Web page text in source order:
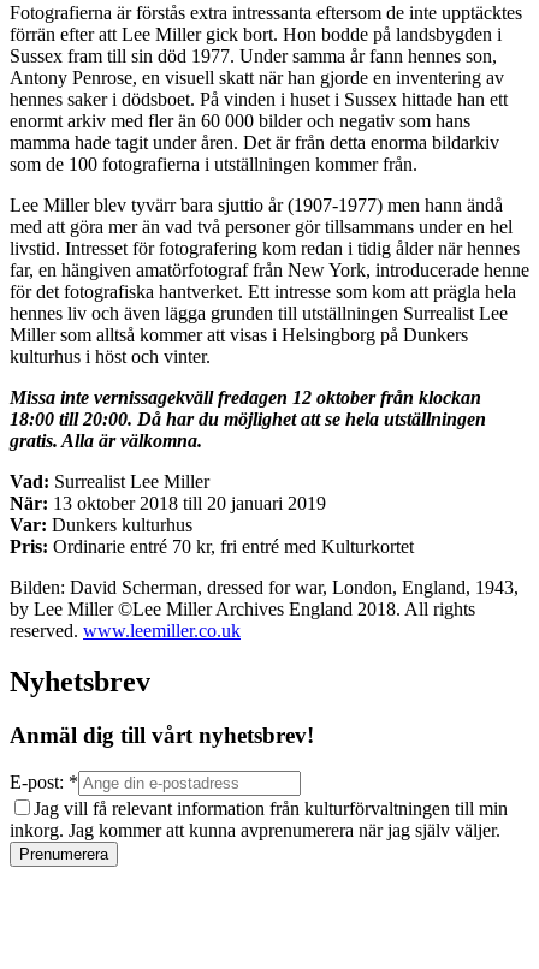
Fotografierna är förstås extra intressanta eftersom de inte upptäcktes
förrän efter att Lee Miller gick bort. Hon bodde på landsbygden i
Sussex fram till sin död 1977. Under samma år fann hennes son,
Antony Penrose, en visuell skatt när han gjorde en inventering av
hennes saker i dödsboet. På vinden i huset i Sussex hittade han ett
enormt arkiv med fler än 60 000 bilder och negativ som hans
mamma hade tagit under åren. Det är från detta enorma bildarkiv
som de 100 fotografierna i utställningen kommer från.
Lee Miller blev tyvärr bara sjuttio år (1907-1977) men hann ändå
med att göra mer än vad två personer gör tillsammans under en hel
livstid. Intresset för fotografering kom redan i tidig ålder när hennes
far, en hängiven amatörfotograf från New York, introducerade henne
för det fotografiska hantverket. Ett intresse som kom att prägla hela
hennes liv och även lägga grunden till utställningen Surrealist Lee
Miller som alltså kommer att visas i Helsingborg på Dunkers
kulturhus i höst och vinter.
Missa inte vernissagekväll fredagen 12 oktober från klockan
18:00 till 20:00. Då har du möjlighet att se hela utställningen
gratis. Alla är välkomna.
Vad: Surrealist Lee Miller
När: 13 oktober 2018 till 20 januari 2019
Var: Dunkers kulturhus
Pris: Ordinarie entré 70 kr, fri entré med Kulturkortet
Bilden: David Scherman, dressed for war, London, England, 1943,
by Lee Miller ©Lee Miller Archives England 2018. All rights
reserved. www.leemiller.co.uk
Nyhetsbrev
Anmäl dig till vårt nyhetsbrev!
E-post: *
Jag vill få relevant information från kulturförvaltningen till min
inkorg. Jag kommer att kunna avprenumerera när jag själv väljer.
Prenumerera